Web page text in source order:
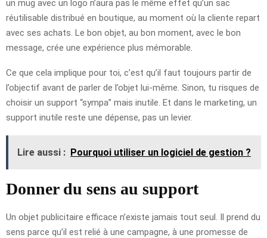
un mug avec un logo n’aura pas le même effet qu’un sac
réutilisable distribué en boutique, au moment où la cliente repart
avec ses achats. Le bon objet, au bon moment, avec le bon
message, crée une expérience plus mémorable.
Ce que cela implique pour toi, c’est qu’il faut toujours partir de
l’objectif avant de parler de l’objet lui-même. Sinon, tu risques de
choisir un support “sympa” mais inutile. Et dans le marketing, un
support inutile reste une dépense, pas un levier.
Lire aussi : Pourquoi utiliser un logiciel de gestion ?
Donner du sens au support
Un objet publicitaire efficace n’existe jamais tout seul. Il prend du
sens parce qu’il est relié à une campagne, à une promesse de